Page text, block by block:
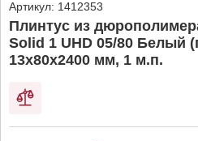
Артикул: 1412353
Плинтус из
Solid 1 UHD 05/80 Белый
13х80х2400 мм, 1 м.п.